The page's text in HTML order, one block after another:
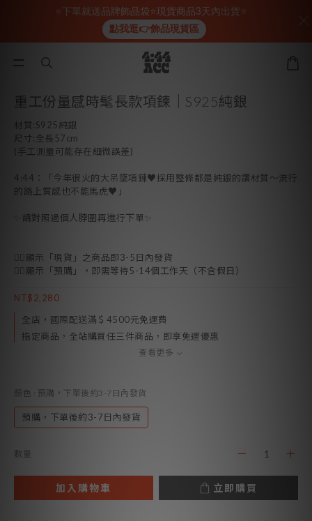
重工份量感時髦長款項鍊｜S925純銀
材質:S925純銀
尺寸:全長57cm
(手工測量可能存在細微誤差)
4:44：「今年很火的大吊墜項鍊♥採用整條都是純銀的讚材質～流行
的路上質感也不能馬虎♥」
✨請對照過個人脖圍再進行下單✨
👉🏻顯示「現貨」之商品即3-5日內發貨
👉🏻顯示「預購」，即需等待5-14個工作天（不含假日）
NT$2,280
全店，國際配送滿＄4500元免運費
指定商品，全站購買任三件商品，即享免運優惠
查看更多
顏色 : 預購，下單後約3-7日內發貨
預購，下單後約3-7日內發貨
數量
加入購物車 立即購買
⭐下單就送品牌飾品袋⭐現貨商品3天內出貨⭐
點我逛👉飾品現貨區